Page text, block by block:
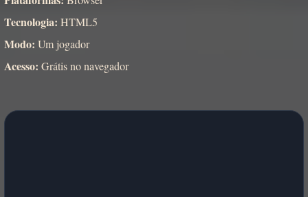
Tecnologia: HTML5
Modo: Um jogador
Acesso: Grátis no navegador